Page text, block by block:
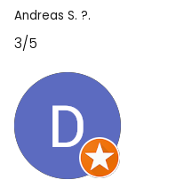
Andreas S. ?.
3/5